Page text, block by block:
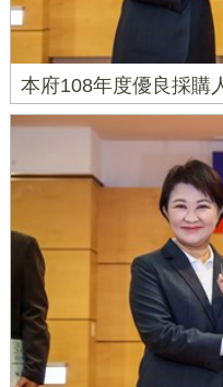
本府108年度優良採購